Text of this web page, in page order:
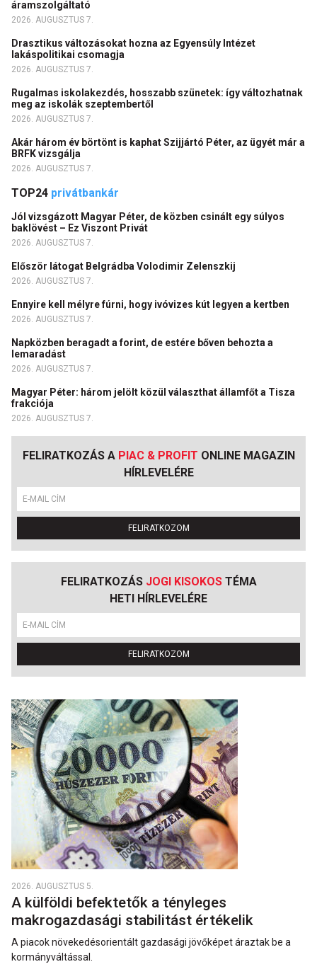
áramszolgáltató
2026. AUGUSZTUS 7.
Drasztikus változásokat hozna az Egyensúly Intézet
lakáspolitikai csomagja
2026. AUGUSZTUS 7.
Rugalmas iskolakezdés, hosszabb szünetek: így változhatnak
meg az iskolák szeptembertől
2026. AUGUSZTUS 7.
Akár három év börtönt is kaphat Szijjártó Péter, az ügyét már a
BRFK vizsgálja
2026. AUGUSZTUS 7.
TOP24 privátbankár
Jól vizsgázott Magyar Péter, de közben csinált egy súlyos
baklövést – Ez Viszont Privát
2026. AUGUSZTUS 7.
Először látogat Belgrádba Volodimir Zelenszkij
2026. AUGUSZTUS 7.
Ennyire kell mélyre fúrni, hogy ivóvizes kút legyen a kertben
2026. AUGUSZTUS 7.
Napközben beragadt a forint, de estére bőven behozta a
lemaradást
2026. AUGUSZTUS 7.
Magyar Péter: három jelölt közül választhat államfőt a Tisza
frakciója
2026. AUGUSZTUS 7.
FELIRATKOZÁS A PIAC & PROFIT ONLINE MAGAZIN
HÍRLEVELÉRE
FELIRATKOZOM
FELIRATKOZÁS JOGI KISOKOSTÉMA
HETI HÍRLEVELÉRE
FELIRATKOZOM
2026. AUGUSZTUS 5.
A külföldi befektetők a tényleges
makrogazdasági stabilitást értékelik
A piacok növekedésorientált gazdasági jövőképet áraztak be a
kormányváltással.